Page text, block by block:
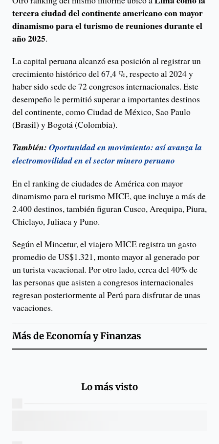
tercera ciudad del continente americano con mayor
dinamismo para el turismo de reuniones durante el
año 2025.
La capital peruana alcanzó esa posición al registrar un
crecimiento histórico del 67,4 %, respecto al 2024 y
haber sido sede de 72 congresos internacionales. Este
desempeño le permitió superar a importantes destinos
del continente, como Ciudad de México, Sao Paulo
(Brasil) y Bogotá (Colombia).
También: Oportunidad en movimiento: así avanza la
electromovilidad en el sector minero peruano
En el ranking de ciudades de América con mayor
dinamismo para el turismo MICE, que incluye a más de
2.400 destinos, también figuran Cusco, Arequipa, Piura,
Chiclayo, Juliaca y Puno.
Según el Mincetur, el viajero MICE registra un gasto
promedio de US$1.321, monto mayor al generado por
un turista vacacional. Por otro lado, cerca del 40% de
las personas que asisten a congresos internacionales
regresan posteriormente al Perú para disfrutar de unas
vacaciones.
Más deEconomía y Finanzas
Lo más visto